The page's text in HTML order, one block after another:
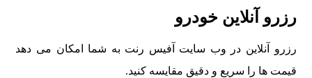
رزرو آنلاین خودرو
رزرو آنلاین در وب سایت آفیس رنت به شما امکان می دهد
قیمت ها را سریع و دقیق مقایسه کنید.